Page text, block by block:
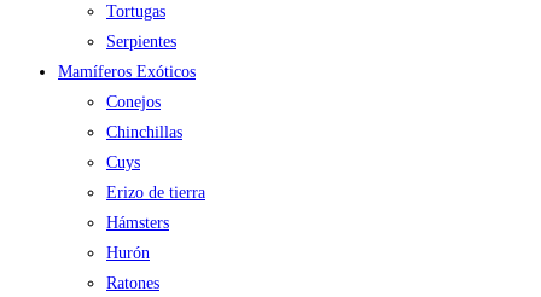
Tortugas
Serpientes
Mamíferos Exóticos
Conejos
Chinchillas
Cuys
Erizo de tierra
Hámsters
Hurón
Ratones